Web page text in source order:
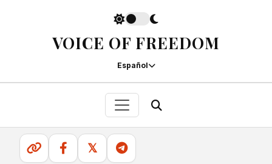
VOICE OF FREEDOM
Español
𝕏